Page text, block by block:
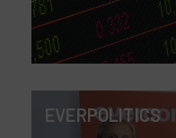
EVERPOLITICS